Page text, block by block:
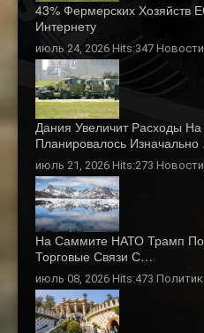
43% Фермерских Хозяйств
Интернету
июль 24, 2026 Hits:347 Новости
Дания Увеличит Расходы
Планировалось
июль 21, 2026 Hits:273 Новости
На Саммите НАТО Трамп
Торговые Связи С…
июль 08, 2026 Hits:473